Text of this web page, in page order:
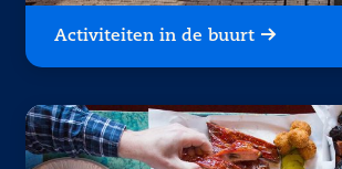
Activiteiten in de buurt